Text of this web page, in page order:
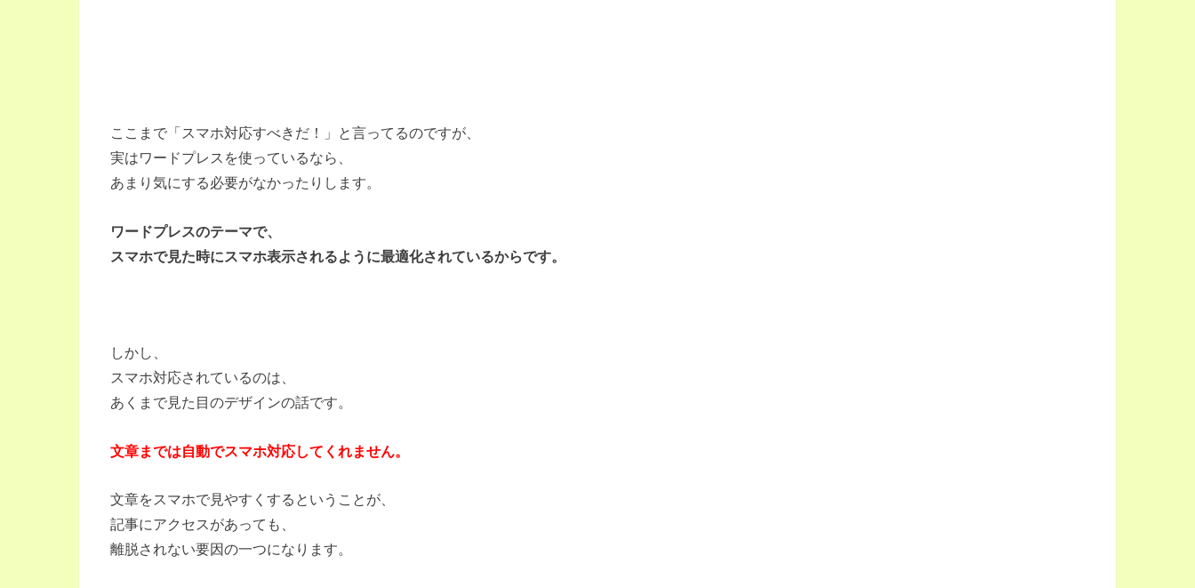
ここまで「スマホ対応すべきだ！」と言ってるのですが、
実はワードプレスを使っているなら、
あまり気にする必要がなかったりします。
ワードプレスのテーマで、
スマホで見た時にスマホ表示されるように最適化されているからです。
しかし、
スマホ対応されているのは、
あくまで見た目のデザインの話です。
文章までは自動でスマホ対応してくれません。
文章をスマホで見やすくするということが、
記事にアクセスがあっても、
離脱されない要因の一つになります。